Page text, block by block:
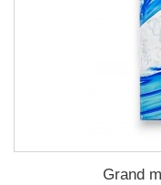
Grand